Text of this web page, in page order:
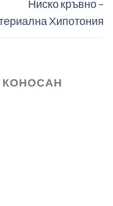
Ниско кръвно –
Хипотония
КОНОСАН